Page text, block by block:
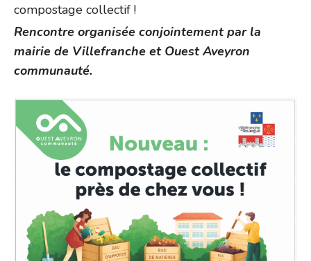
compostage collectif !
Rencontre organisée conjointement par la
mairie de Villefranche et Ouest Aveyron
communauté.